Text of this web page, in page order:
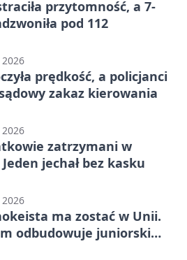
przytomność, a 7-
pod 112
prędkość, a policjanci
zakaz kierowania
zatrzymani w
jechał bez kasku
ma zostać w Unii.
odbudowuje juniorski